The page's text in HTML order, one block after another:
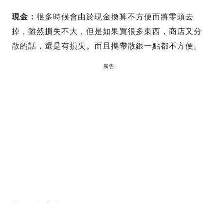
現金： 很多時候會由於現金換算不方便而將零頭去
掉，雖然損失不大，但是如果買很多東西，商店又分
散的話，還是有損失。而且攜帶散銀一點都不方便。
廣告